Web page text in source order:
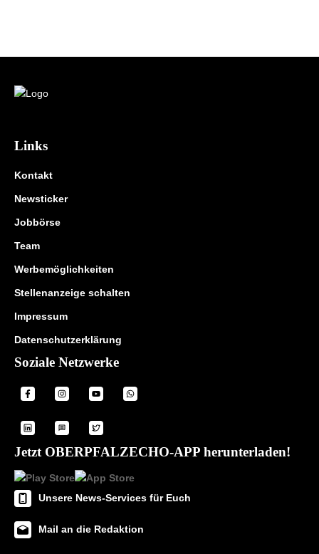
Links
Kontakt
Newsticker
Jobbörse
Team
Werbemöglichkeiten
Stellenanzeige schalten
Impressum
Datenschutzerklärung
Soziale Netzwerke
Jetzt OBERPFALZECHO-APP herunterladen!
Unsere News-Services für Euch
Mail an die Redaktion